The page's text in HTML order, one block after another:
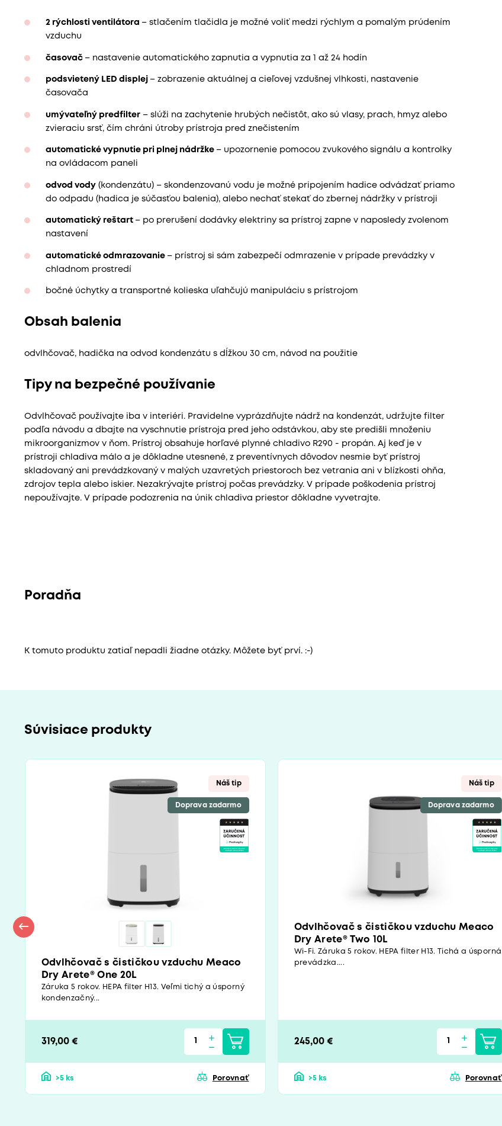
2 rýchlosti ventilátora – stlačením tlačidla je možné voliť medzi rýchlym a pomalým prúdením
vzduchu
časovač – nastavenie automatického zapnutia a vypnutia za 1 až 24 hodín
podsvietený LED displej
– zobrazenie aktuálnej a cieľovej vzdušnej vlhkosti, nastavenie
časovača
umývateľný predfilter– slúži na zachytenie hrubých nečistôt, ako sú vlasy, prach, hmyz alebo
zvieraciu srsť, čím chráni útroby prístroja pred znečistením
automatické vypnutie pri plnej nádržke – upozornenie pomocou zvukového signálu a kontrolky
na ovládacom paneli
odvod vody(kondenzátu) – skondenzovanú vodu je možné pripojením hadice odvádzať priamo
do odpadu (hadica je súčasťou balenia), alebo nechať stekať do zbernej nádržky v prístroji
automatický reštart – po prerušení dodávky elektriny sa prístroj zapne v naposledy zvolenom
nastavení
automatické odmrazovanie – prístroj si sám zabezpečí odmrazenie v prípade prevádzky v
chladnom prostredí
bočné úchytky a transportné kolieska uľahčujú manipuláciu s prístrojom
Obsah balenia
odvlhčovač, hadička na odvod kondenzátu s dĺžkou 30 cm, návod na použitie
Tipy na bezpečné používanie
Odvlhčovač používajte iba v interiéri. Pravidelne vyprázdňujte nádrž na kondenzát, udržujte filter
podľa návodu a dbajte na vyschnutie prístroja pred jeho odstávkou, aby ste predišli množeniu
mikroorganizmov v ňom. Prístroj obsahuje horľavé plynné chladivo R290 - propán. Aj keď je v
prístroji chladiva málo a je dôkladne utesnené, z preventívnych dôvodov nesmie byť prístroj
skladovaný ani prevádzkovaný v malých uzavretých priestoroch bez vetrania ani v blízkosti ohňa,
zdrojov tepla alebo iskier. Nezakrývajte prístroj počas prevádzky. V prípade poškodenia prístroj
nepoužívajte. V prípade podozrenia na únik chladiva priestor dôkladne vyvetrajte.
Poradňa
K tomuto produktu zatiaľ nepadli žiadne otázky. Môžete byť prví. :-)
Súvisiace produkty
Náš tip
Doprava zadarmo
Odvlhčovač s čističkou vzduchu Meaco
Dry Arete® One 20L
Záruka 5 rokov. HEPA filter H13. Veľmi tichý a úsporný
kondenzačný...
319,00 €
>5 ks Porovnať
Náš tip
Doprava zadarmo
Odvlhčovač s čističkou vzduchu Meaco
Dry Arete® Two 10L
Wi-Fi. Záruka 5 rokov. HEPA filter H13. Tichá a úsporná
prevádzka....
245,00 €
>5 ks Porovnať